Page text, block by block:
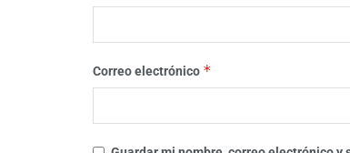
Correo electrónico *